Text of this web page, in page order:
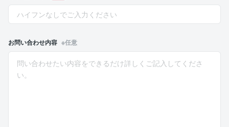
お問い合わせ内容 ※任意